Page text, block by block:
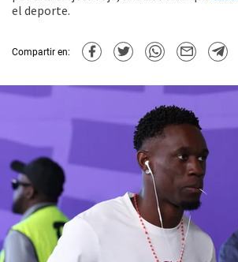
el deporte.
Compartir en: